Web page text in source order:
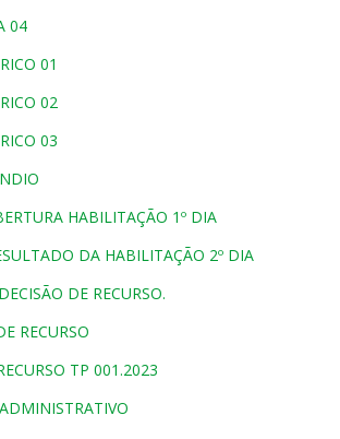
04
01
02
03
HABILITAÇÃO 1º DIA
DA HABILITAÇÃO 2º DIA
DE RECURSO.
RECURSO
TP 001.2023